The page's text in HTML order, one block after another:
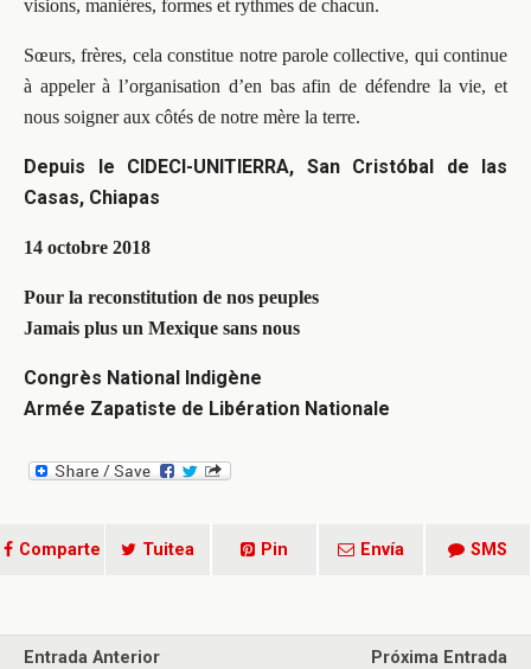
visions, manières, formes et rythmes de chacun.
Sœurs, frères, cela constitue notre parole collective, qui continue
à appeler à l’organisation d’en bas afin de défendre la vie, et
nous soigner aux côtés de notre mère la terre.
Depuis le CIDECI-UNITIERRA, San Cristóbal de las
Casas, Chiapas
14 octobre 2018
Pour la reconstitution de nos peuples
Jamais plus un Mexique sans nous
Congrès National Indigène
Armée Zapatiste de Libération Nationale
Comparte Tuitea Pin Envía SMS
Entrada Anterior
Próxima Entrada